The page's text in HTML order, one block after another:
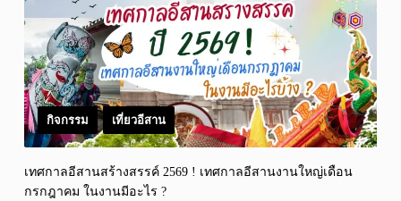
กิจกรรม , เที่ยวอีสาน
เทศกาลอีสานสร้างสรรค์ 2569 ! เทศกาลอีสานงานใหญ่เดือน
กรกฎาคม ในงานมีอะไร ?